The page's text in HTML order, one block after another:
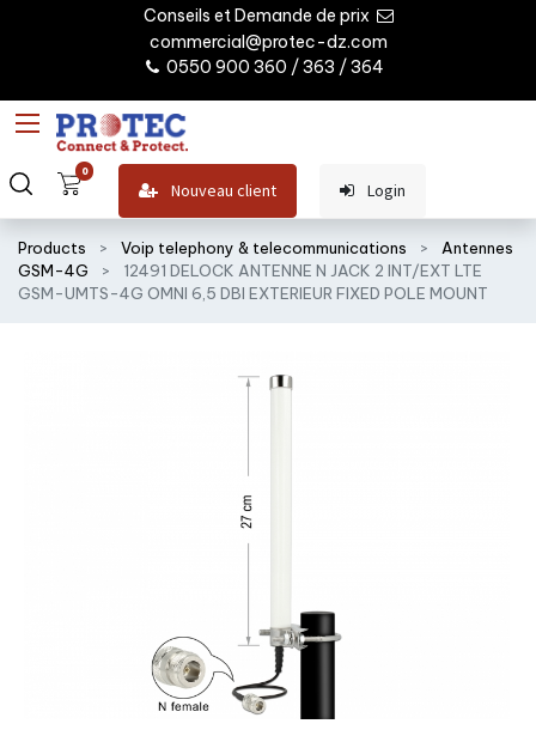
Conseils et Demande de prix
commercial@protec-dz.com
0550 900 360 / 363 / 364
0
Nouveau client Login
Products Voip telephony & telecommunications
Antennes
GSM-4G
12491 DELOCK ANTENNE N JACK 2 INT/EXT LTE
GSM-UMTS-4G OMNI 6,5 DBI EXTERIEUR FIXED POLE MOUNT